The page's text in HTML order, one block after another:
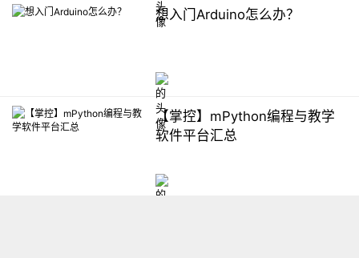
想入门Arduino怎么办？
【掌控】mPython编程与教学
软件平台汇总